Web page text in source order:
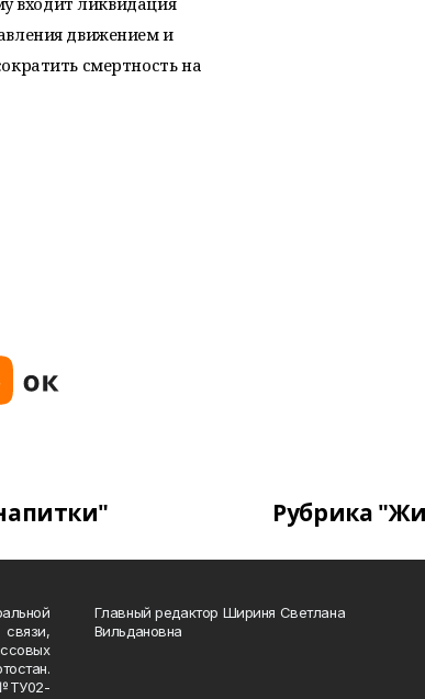
движением и
смертность на
Рубрика
Главный редактор Шириня Светлана
Вильдановна